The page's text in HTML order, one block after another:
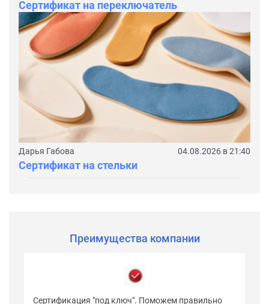
Сертификат на переключатель
Дарья Габова 04.08.2026 в 21:40
Сертификат на стельки
Преимущества компании
Сертификация "под ключ". Поможем правильно